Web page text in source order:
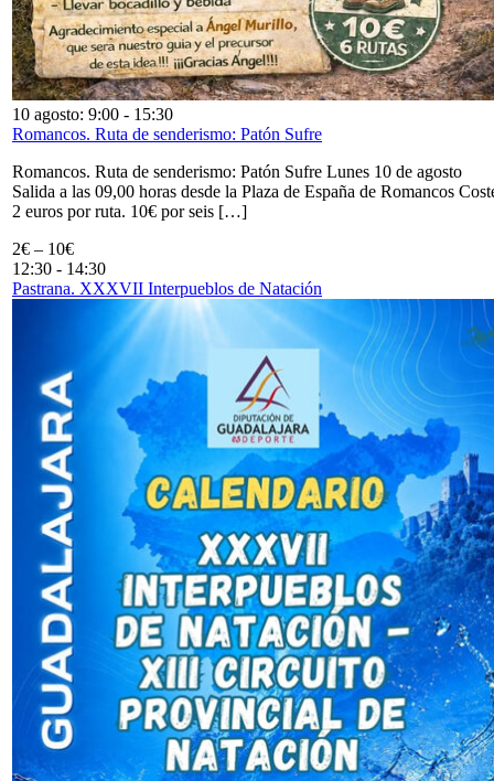
10 agosto: 9:00 - 15:30
Romancos. Ruta de senderismo: Patón Sufre
Romancos. Ruta de senderismo: Patón Sufre Lunes 10 de agosto
Salida a las 09,00 horas desde la Plaza de España de Romancos
2 euros por ruta. 10€ por seis […]
2€ – 10€
12:30 - 14:30
Pastrana. XXXVII Interpueblos de Natación